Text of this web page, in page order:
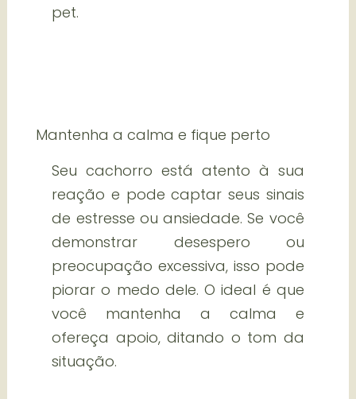
pet.
Mantenha a calma e fique perto
Seu cachorro está atento à sua
reação e pode captar seus sinais
de estresse ou ansiedade. Se você
demonstrar desespero ou
preocupação excessiva, isso pode
piorar o medo dele. O ideal é que
você mantenha a calma e
ofereça apoio, ditando o tom da
situação.